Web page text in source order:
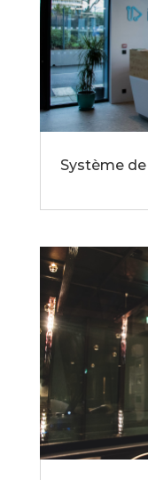
Système